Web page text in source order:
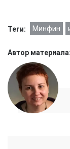
Теги: Минфин
Автор материала: